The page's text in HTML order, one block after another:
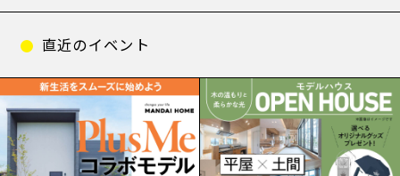
直近のイベント